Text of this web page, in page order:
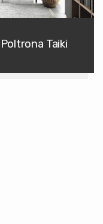
Poltrona Taiki